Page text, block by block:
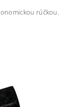
rúčkou.